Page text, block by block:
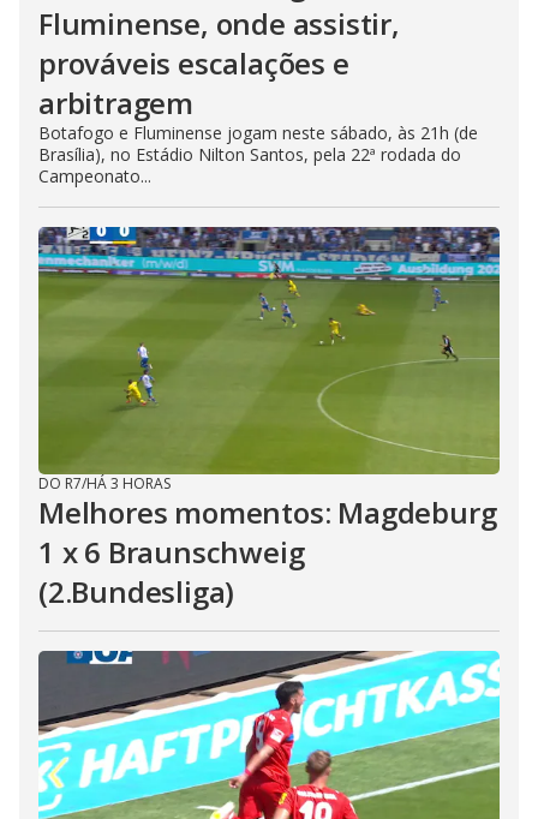
Fluminense, onde assistir,
prováveis escalações e
arbitragem
Botafogo e Fluminense jogam neste sábado, às 21h (de
Brasília), no Estádio Nilton Santos, pela 22ª rodada do
Campeonato...
DO R7/HÁ 3 HORAS
Melhores momentos: Magdeburg
1 x 6 Braunschweig
(2.Bundesliga)